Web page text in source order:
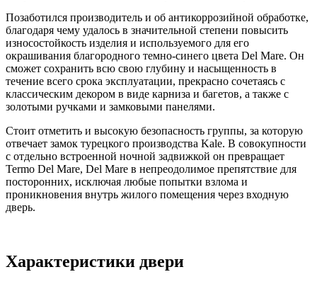
Позаботился производитель и об антикоррозийной обработке,
благодаря чему удалось в значительной степени повысить
износостойкость изделия и используемого для его
окрашивания благородного темно-синего цвета Del Mare. Он
сможет сохранить всю свою глубину и насыщенность в
течение всего срока эксплуатации, прекрасно сочетаясь с
классическим декором в виде карниза и багетов, а также с
золотыми ручками и замковыми панелями.
Стоит отметить и высокую безопасность группы, за которую
отвечает замок турецкого производства Kale. В совокупности
с отдельно встроенной ночной задвижкой он превращает
Termo Del Mare, Del Mare в непреодолимое препятствие для
посторонних, исключая любые попытки взлома и
проникновения внутрь жилого помещения через входную
дверь.
Характеристики двери